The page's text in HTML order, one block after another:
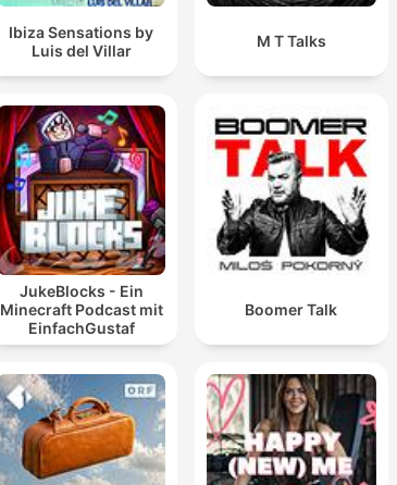
Ibiza Sensations by
Luis del Villar
M T Talks
JukeBlocks - Ein
Minecraft Podcast mit
EinfachGustaf
Boomer Talk